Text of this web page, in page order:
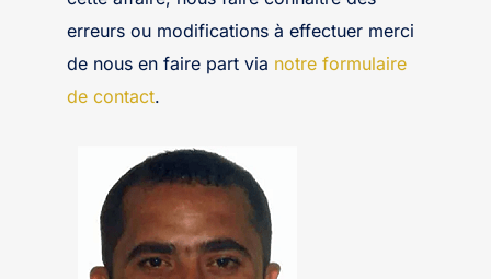
erreurs ou modifications à effectuer merci
de nous en faire part via notre formulaire
de contact.